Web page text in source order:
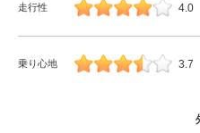
走行性 4.0
乗り心地 3.7